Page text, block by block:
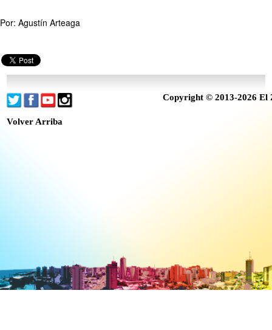
Por: Agustín Arteaga
Copyright © 2013-2026 El
Volver Arriba